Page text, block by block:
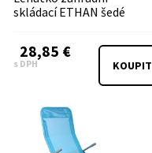
skládací ETHAN šedé
28,85 €
s DPH KOUPIT